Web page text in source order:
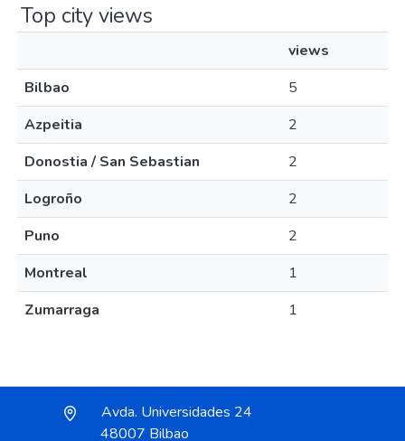
Top city views
views
Bilbao
5
Azpeitia
2
Donostia / San Sebastian
2
Logroño
2
Puno
2
Montreal
1
Zumarraga
1
Avda. Universidades 24
48007 Bilbao